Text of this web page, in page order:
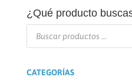
¿Qué producto
Búsqueda
CATEGORÍAS